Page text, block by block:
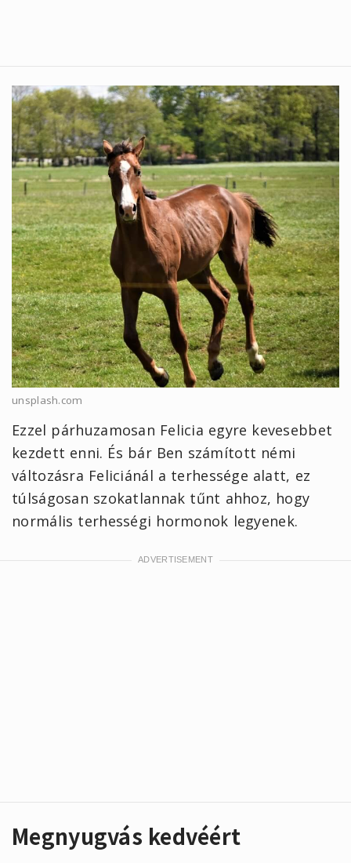
unsplash.com
Ezzel párhuzamosan Felicia egyre kevesebbet
kezdett enni. És bár Ben számított némi
változásra Feliciánál a terhessége alatt, ez
túlságosan szokatlannak tűnt ahhoz, hogy
normális terhességi hormonok legyenek.
Megnyugvás kedvéért